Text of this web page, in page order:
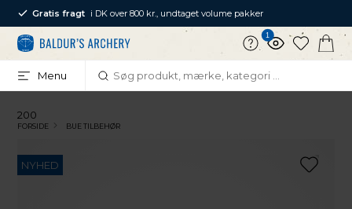
Gratis fragt i DK over 800 kr., undtaget volume pakker
1
Menu
200
FORSIDE BUE TILBEHØR
NYHED